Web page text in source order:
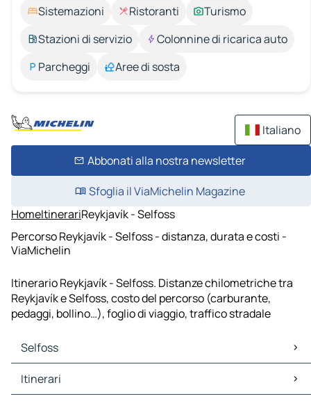
Sistemazioni Ristoranti
Turismo
Stazioni di servizio
Colonnine di ricarica auto
Parcheggi
Aree di sosta
Italiano
Abbonati alla nostra newsletter
Sfoglia il ViaMichelin Magazine
HomeItinerariReykjavík - Selfoss
Percorso Reykjavík - Selfoss - distanza, durata e costi -
ViaMichelin
Itinerario Reykjavík - Selfoss. Distanze chilometriche tra
Reykjavík e Selfoss, costo del percorso (carburante,
pedaggi, bollino…), foglio di viaggio, traffico stradale
Selfoss
Selfoss Mappe Piantine
Selfoss Traffico
Itinerari